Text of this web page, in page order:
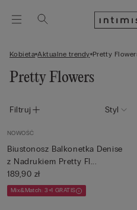
Kobieta Aktualne trendy Pretty
Pretty Flowers
Filtruj Styl
NOWOŚĆ
Biustonosz Balkonetka Denise
z Nadrukiem Pretty Fl...
189,90 zł
Mix&Match: 3+1 GRATIS